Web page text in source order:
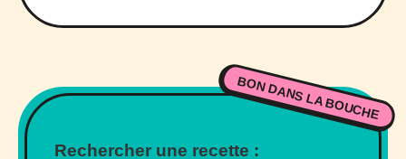
BON DANS LA BOUCHE
Rechercher une recette :